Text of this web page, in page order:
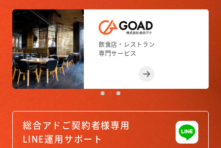
小売店舗
専門サービス
フィットネスジム
専門サービス
飲食店・レストラン
専門サービス
小売店舗
専門サービス
フィットネスジム
専門サービス
総合アドご契約者様専用
LINE運用サポート